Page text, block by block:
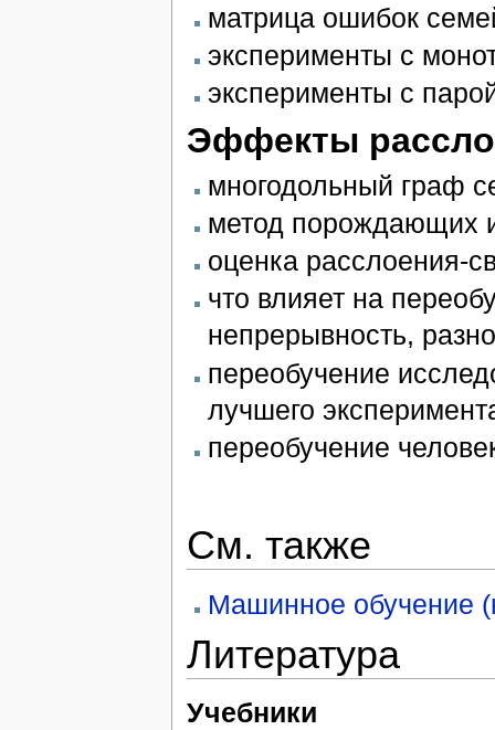
матрица ошибок
эксперименты с
эксперименты с
Эффекты
многодольный граф
метод порождающих
оценка расслоения-
что влияет на
непрерывность,
переобучение
лучшего
переобучение
См. также
Машинное обучение
Литература
Учебники